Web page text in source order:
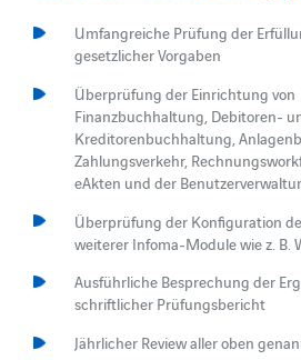
Umfangreiche Prüfung der
gesetzlicher Vorgaben
Überprüfung der Einrichtung von
Finanzbuchhaltung, Debitoren-
Kreditorenbuchhaltung,
Zahlungsverkehr,
eAkten und der
Überprüfung der Konfiguration
weiterer Infoma-Module wie z. B.
Ausführliche Besprechung der
schriftlicher Prüfungsbericht
Jährlicher Review aller oben